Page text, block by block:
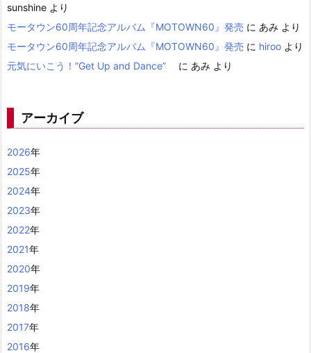
sunshine より
モータウン60周年記念アルバム『MOTOWN60』発売 に あみ より
モータウン60周年記念アルバム『MOTOWN60』発売 に hiroo より
元気にいこう！”Get Up and Dance”
に あみ より
アーカイブ
2026年
2025年
2024年
2023年
2022年
2021年
2020年
2019年
2018年
2017年
2016年